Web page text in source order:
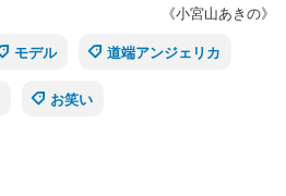
《小宮山あきの》
モデル 道端アンジェリカ
お笑い